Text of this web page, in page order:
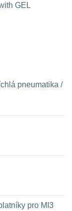
GEL
pneumatika /
pro MI3